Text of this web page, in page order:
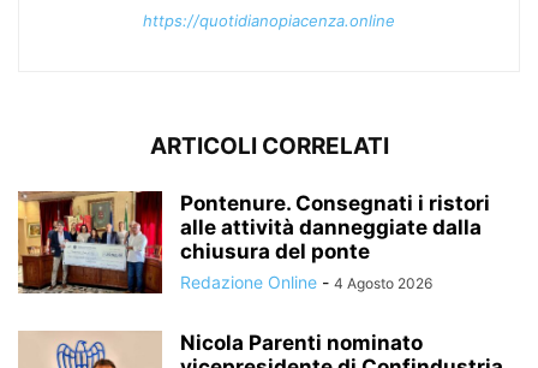
https://quotidianopiacenza.online
ARTICOLI CORRELATI
Pontenure. Consegnati i ristori
alle attività danneggiate dalla
chiusura del ponte
Redazione Online - 4 Agosto 2026
Nicola Parenti nominato